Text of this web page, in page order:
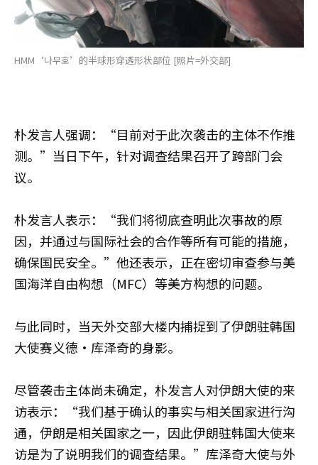
HMM‘나무호’的半球形穿透形状部位 [照片=外交部]
朴发言人强调：“目前对于此次袭击的主体不作推
测。”当日下午，针对调查结果召开了跨部门会
议。
朴发言人表示：“我们将彻底查明此次事故的原
因，并通过与国际社会的合作等所有可能的措施，
确保国民安全。”他还表示，正在密切审查参与美
国海洋自由构想（MFC）等美方构想的问题。
与此同时，当天外交部大楼内捕捉到了伊朗驻韩国
大使赛义德·库泽奇的身影。
尽管袭击主体尚未确定，朴发言人对伊朗大使的来
访表示：“我们基于确认的事实与相关国家进行沟
通，伊朗是相关国家之一，因此伊朗驻韩国大使来
访是为了说明我们的调查结果。”库泽奇大使与外